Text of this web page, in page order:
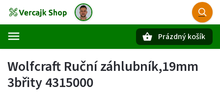
Prázdný košík
Wolfcraft Ruční záhlubník,19mm
3břity 4315000